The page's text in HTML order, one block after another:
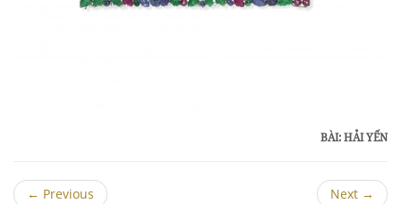
BÀI: HẢI YẾN
← Previous Next →